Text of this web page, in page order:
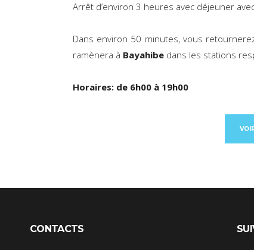
Arrêt d’environ 3 heures avec déjeuner
Dans environ 50 minutes, vous
ramènera à Bayahibe dans les stations
Horaires: de 6h00 à 19h00
CONTACTS